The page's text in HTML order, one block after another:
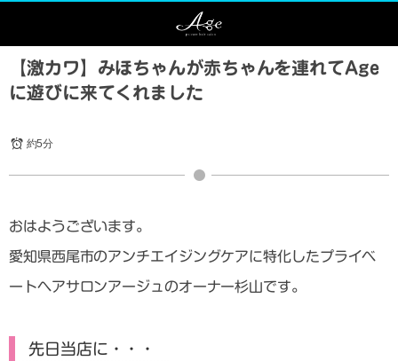
【激カワ】みほちゃんが赤ちゃんを連れてAge
に遊びに来てくれました
約5分
おはようございます。
愛知県西尾市のアンチエイジングケアに特化したプライベ
ートヘアサロンアージュのオーナー杉山です。
先日当店に・・・